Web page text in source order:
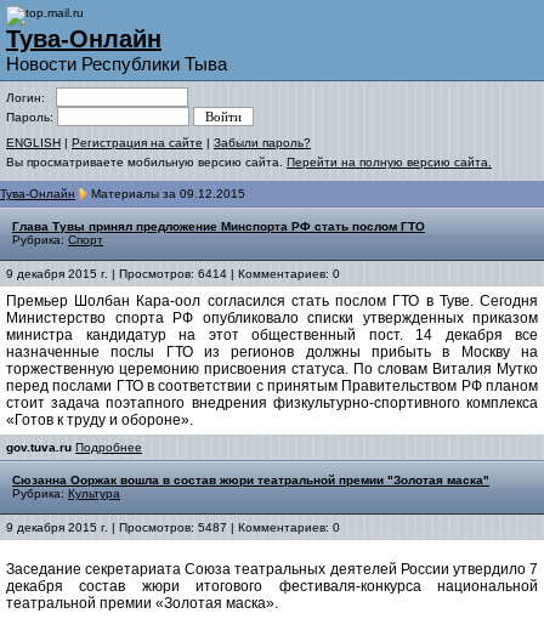
Тува-Онлайн
Новости Республики Тыва
Логин:
Пароль:
ENGLISH | Регистрация на сайте | Забыли пароль?
Вы просматриваете мобильную версию сайта. Перейти на полную версию сайта.
Тува-Онлайн Материалы за 09.12.2015
Глава Тувы принял предложение Минспорта РФ стать послом ГТО
Рубрика: Спорт
9 декабря 2015 г. | Просмотров: 6414 | Комментариев: 0
Премьер Шолбан Кара-оол согласился стать послом ГТО в Туве. Сегодня
Министерство спорта РФ опубликовало списки утвержденных приказом
министра кандидатур на этот общественный пост. 14 декабря все
назначенные послы ГТО из регионов должны прибыть в Москву на
торжественную церемонию присвоения статуса. По словам Виталия Мутко
перед послами ГТО в соответствии с принятым Правительством РФ планом
стоит задача поэтапного внедрения физкультурно-спортивного комплекса
«Готов к труду и обороне».
gov.tuva.ru Подробнее
Сюзанна Ооржак вошла в состав жюри театральной премии "Золотая маска"
Рубрика: Культура
9 декабря 2015 г. | Просмотров: 5487 | Комментариев: 0
Заседание секретариата Союза театральных деятелей России утвердило 7
декабря состав жюри итогового фестиваля-конкурса национальной
театральной премии «Золотая маска».